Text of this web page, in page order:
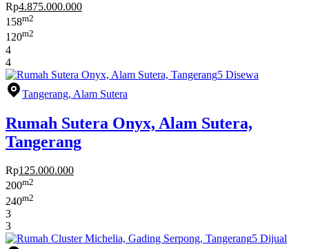
Rp4.875.000.000
158m2
120m2
4
4
5 Disewa
Tangerang, Alam Sutera
Rumah Sutera Onyx, Alam Sutera,
Tangerang
Rp125.000.000
200m2
240m2
3
3
5 Dijual